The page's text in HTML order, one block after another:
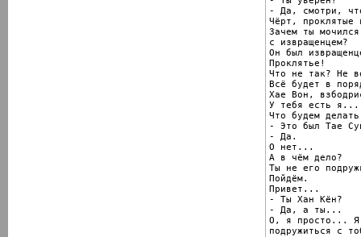
- Да, смотри,
Чёрт,
Зачем ты
с извращенцем?
Он был
Проклятье!
Что не так? Не
Всё будет в
Хае Вон,
У тебя есть я...
Что будем
- Это был Тае
- Да.
О нет...
А в чём дело?
Ты не его
Пойдём.
Привет...
- Ты Хан Кён?
- Да, а ты...
О, я просто... Я
подружиться с